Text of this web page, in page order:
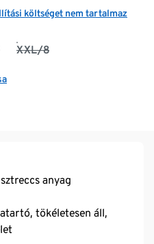
költséget nem tartalmaz
XXL/8
anyag
tökéletesen áll,